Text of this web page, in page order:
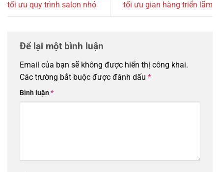
tối ưu quy trình salon nhỏ
tối ưu gian hàng triển lãm
Để lại một bình luận
Email của bạn sẽ không được hiển thị công khai.
Các trường bắt buộc được đánh dấu *
Bình luận*